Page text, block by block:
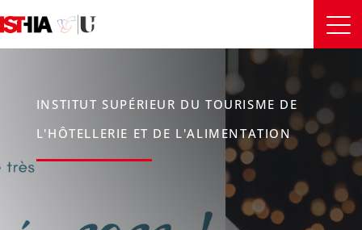
INSTITUT SUPÉRIEUR DU TOURISME DE
L'HÔTELLERIE ET DE L'ALIMENTATION